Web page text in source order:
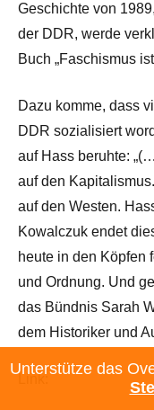
Geschichte von
der DDR, werde
Buch „Faschismus
Dazu komme, dass
DDR sozialisiert
auf Hass beruhte:
auf den
auf den Westen.
Kowalczuk endet
heute in den Köpfen
und Ordnung. Und
das Bündnis Sarah
dem Historiker und
Link:
Unterstütze das